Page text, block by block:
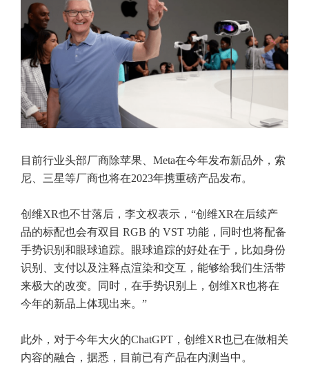
目前行业头部厂商除苹果、Meta在今年发布新品外，索
尼、三星等厂商也将在2023年携重磅产品发布。
创维XR也不甘落后，李文权表示，“创维XR在后续产
品的标配也会有双目 RGB 的 VST 功能，同时也将配备
手势识别和眼球追踪。眼球追踪的好处在于，比如身份
识别、支付以及注释点渲染和交互，能够给我们生活带
来极大的改变。同时，在手势识别上，创维XR也将在
今年的新品上体现出来。”
此外，对于今年大火的ChatGPT，创维XR也已在做相关
内容的融合，据悉，目前已有产品在内测当中。